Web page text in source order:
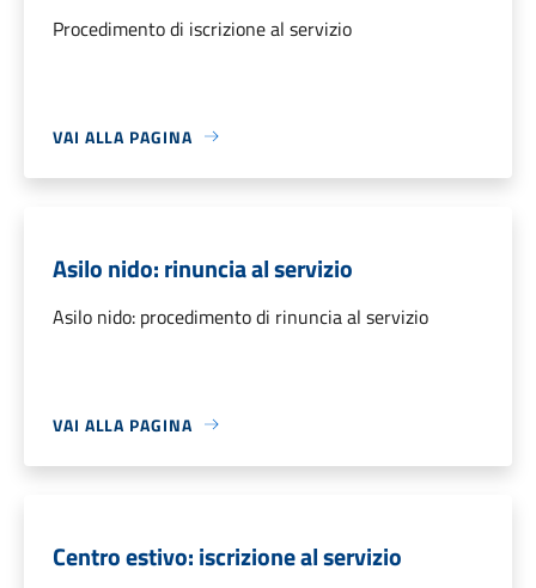
Procedimento di iscrizione al servizio
VAI ALLA PAGINA
Asilo nido: rinuncia al servizio
Asilo nido: procedimento di rinuncia al servizio
VAI ALLA PAGINA
Centro estivo: iscrizione al servizio